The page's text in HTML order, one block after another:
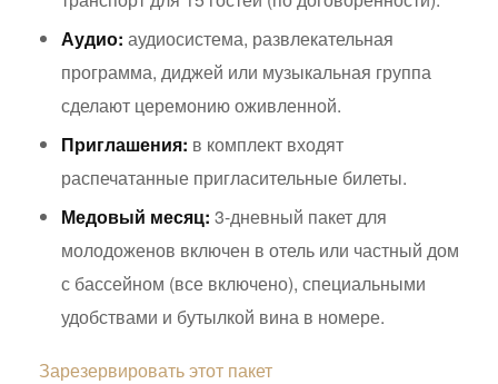
Аудио: аудиосистема, развлекательная
программа, диджей или музыкальная группа
сделают церемонию оживленной.
Приглашения: в комплект входят
распечатанные пригласительные билеты.
Медовый месяц: 3-дневный пакет для
молодоженов включен в отель или частный дом
с бассейном (все включено), специальными
удобствами и бутылкой вина в номере.
Зарезервировать этот пакет